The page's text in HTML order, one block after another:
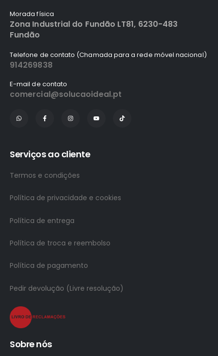
Morada física
Zona Industrial do Fundão LT81, 6230-483
Fundão
Telefone de contato (Chamada para a rede móvel nacional)
914269838
E-mail de contato
comercial@solucaoideal.pt
Serviços ao cliente
Termos e condições
Política de privacidade e cookies
Política de entrega
Política de troca e reembolso
Política de pagamento
Pedir devolução (Livre resolução)
Sobre nós